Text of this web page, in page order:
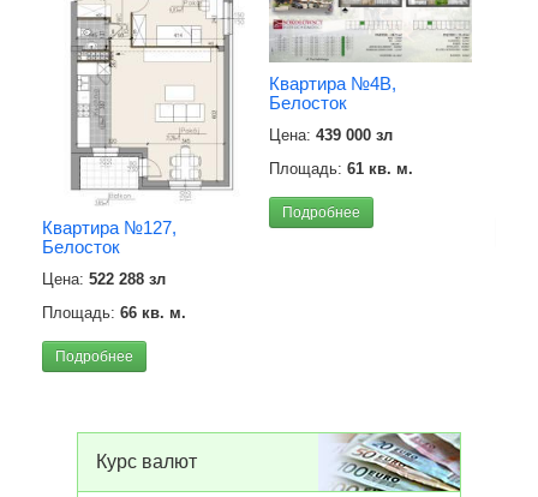
Квартира №127,
Белосток
Цена: 522 288 зл
Площадь: 66 кв. м.
Подробнее
Квартира №4B,
Белосток
Цена: 439 000 зл
Площадь: 61 кв. м.
Подробнее
Курс валют